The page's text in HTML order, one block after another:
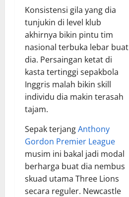
Konsistensi gila yang dia
tunjukin di level klub
akhirnya bikin pintu tim
nasional terbuka lebar buat
dia. Persaingan ketat di
kasta tertinggi sepakbola
Inggris malah bikin skill
individu dia makin terasah
tajam.
Sepak terjangAnthony
Gordon Premier League
musim ini bakal jadi modal
berharga buat dia nembus
skuad utama Three Lions
secara reguler. Newcastle